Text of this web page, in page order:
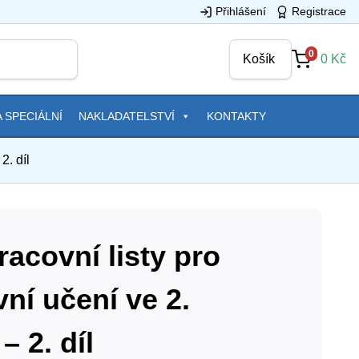
Přihlášení Registrace
Košík 0 0 Kč
SPECIÁLNÍ NAKLADATELSTVÍ KONTAKTY
díl
listy pro
učení ve 2.
2. díl